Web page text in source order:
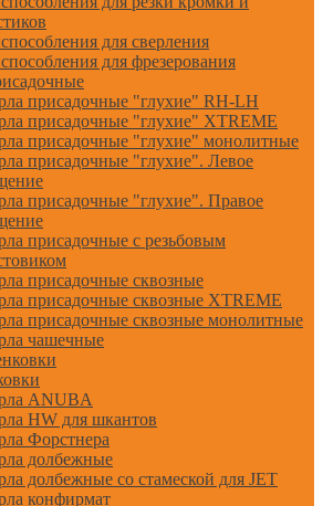
для сверления
для фрезерования
присадочные "глухие" RH-LH
присадочные "глухие" XTREME
присадочные "глухие" монолитные
присадочные "глухие". Левое
присадочные "глухие". Правое
присадочные с резьбовым
присадочные сквозные
присадочные сквозные XTREME
присадочные сквозные монолитные
чашечные
ANUBA
HW для шкантов
Форстнера
долбежные
долбежные со стамеской для JET
конфирмат